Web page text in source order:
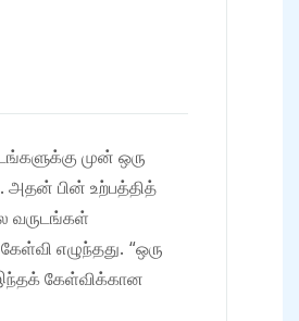
முன் ஒரு
பின் உற்பத்தித்
வருடங்கள்
எழுந்தது. “ஒரு
இந்தக் கேள்விக்கான